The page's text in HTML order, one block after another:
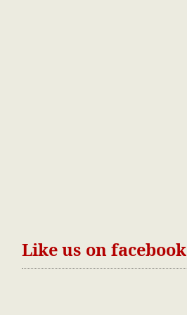
Like us on facebook